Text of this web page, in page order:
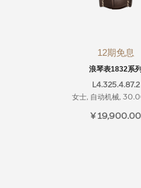
12期免息
浪琴表1832系列
L4.325.4.87.2
女士, 自动机械,
¥ 19,900.00